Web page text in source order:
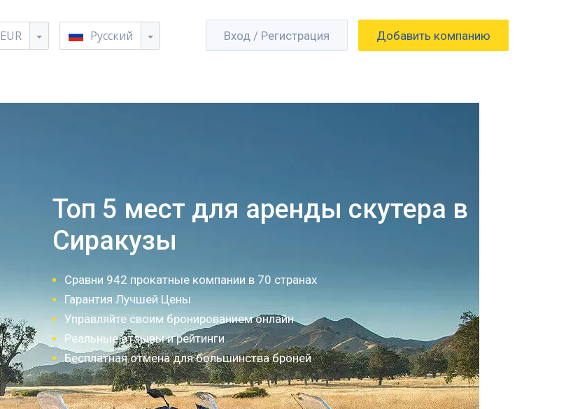
EUR Русский Вход / Регистрация Добавить компанию
Топ 5 мест для аренды скутера в
Сиракузы
Сравни 942 прокатные компании в 70 странах
Гарантия Лучшей Цены
Управляйте своим бронированием онлайн
Реальные отзывы и рейтинги
Бесплатная отмена для большинства броней